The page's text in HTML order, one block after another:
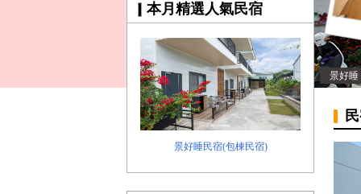
本月精選人氣民宿
景好睡民宿(包棟民宿)
景好睡